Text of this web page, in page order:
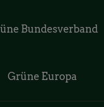
Bundesverband
Grüne Europa